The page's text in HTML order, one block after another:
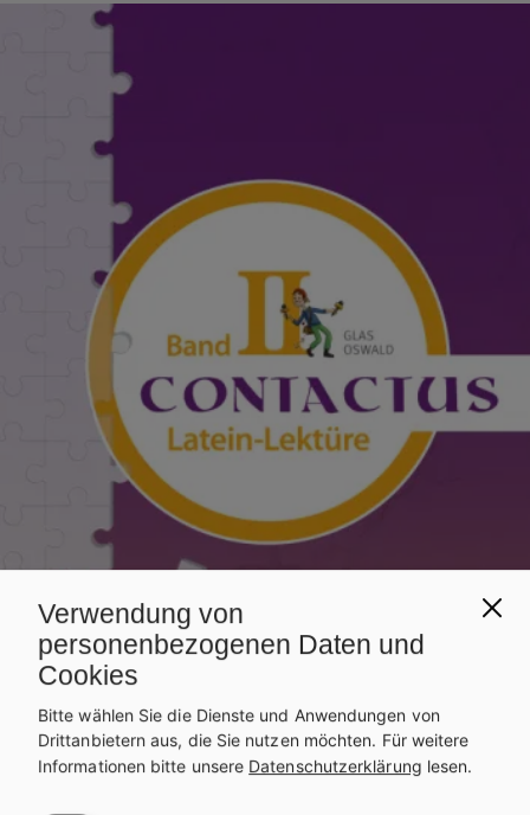
Verwendung von
personenbezogenen Daten und
Cookies
Bitte wählen Sie die Dienste und Anwendungen von
Drittanbietern aus, die Sie nutzen möchten. Für weitere
Informationen bitte unsere Datenschutzerklärung lesen.